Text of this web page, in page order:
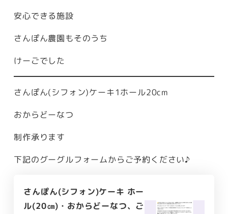
安心できる施設
さんぽん農園もそのうち
けーごでした
さんぽん(シフォン)ケーキ1ホール20cm
おからどーなつ
制作承ります
下記のグーグルフォームからご予約ください♪
さんぽん(シフォン)ケーキ ホー
ル(20㎝)・おからどーなつ、ご